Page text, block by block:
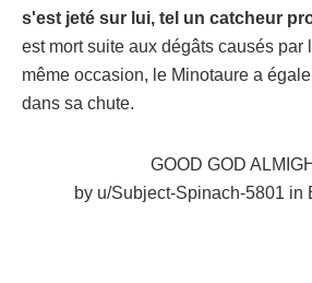
s'est jeté sur lui, tel un catcheur
est mort suite aux dégâts causés par
même occasion, le Minotaure a
dans sa chute.
GOOD GOD
by u/Subject-Spinach-5801 in